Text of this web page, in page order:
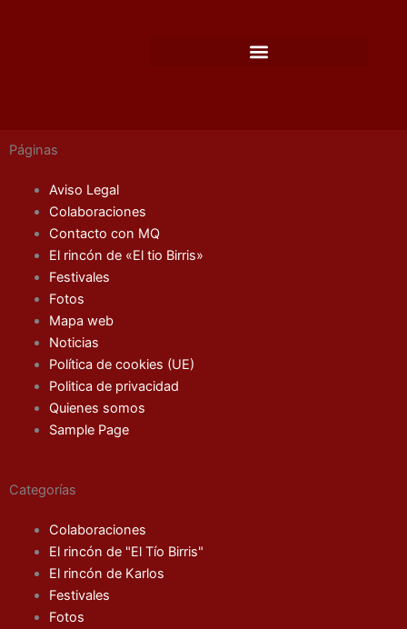
Páginas
Aviso Legal
Colaboraciones
Contacto con MQ
El rincón de «El tio Birris»
Festivales
Fotos
Mapa web
Noticias
Política de cookies (UE)
Politica de privacidad
Quienes somos
Sample Page
Categorías
Colaboraciones
El rincón de "El Tío Birris"
El rincón de Karlos
Festivales
Fotos